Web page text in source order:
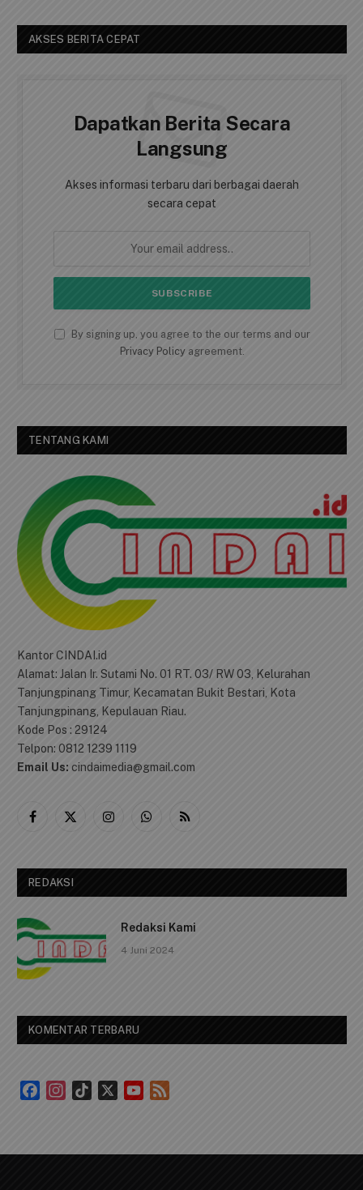
AKSES BERITA CEPAT
Dapatkan Berita Secara
Langsung
Akses informasi terbaru dari berbagai daerah
secara cepat
By signing up, you agree to the our terms and our
Privacy Policyagreement.
TENTANG KAMI
Kantor CINDAI.id
Alamat: Jalan Ir. Sutami No. 01 RT. 03/ RW 03, Kelurahan
Tanjungpinang Timur, Kecamatan Bukit Bestari, Kota
Tanjungpinang, Kepulauan Riau.
Kode Pos : 29124
Telpon: 0812 1239 1119
Email Us: cindaimedia@gmail.com
Facebook
X
InstagramWhatsApp
RSS
REDAKSI
Redaksi Kami
4 Juni 2024
KOMENTAR TERBARU
FacebookInstagram
TikTok
YouTube